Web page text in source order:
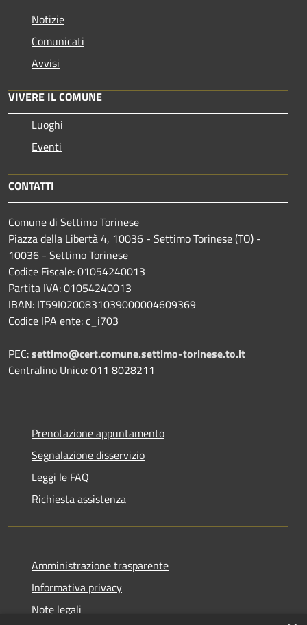
Notizie
Comunicati
Avvisi
VIVERE IL COMUNE
Luoghi
Eventi
CONTATTI
Comune di Settimo Torinese
Piazza della Libertà 4, 10036 - Settimo Torinese (TO) -
10036 - Settimo Torinese
Codice Fiscale: 01054240013
Partita IVA: 01054240013
IBAN: IT59I0200831039000004609369
Codice IPA ente: c_i703
PEC:settimo@cert.comune.settimo-torinese.to.it
Centralino Unico: 011 8028211
Prenotazione appuntamento
Segnalazione disservizio
Leggi le FAQ
Richiesta assistenza
Amministrazione trasparente
Informativa privacy
Note legali